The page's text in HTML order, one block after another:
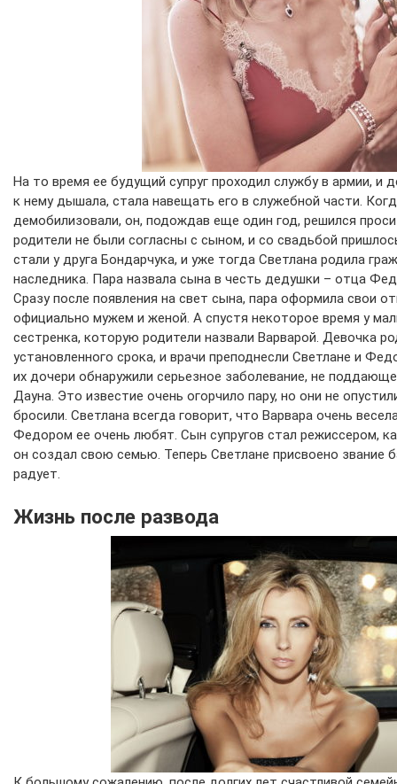
На то время ее будущий супруг проходил службу в армии, и
к нему дышала, стала навещать его в служебной части.
демобилизовали, он, подождав еще один год, решился
родители не были согласны с сыном, и со свадьбой
стали у друга Бондарчука, и уже тогда Светлана родила
наследника. Пара назвала сына в честь дедушки – отца
Сразу после появления на свет сына, пара оформила свои
официально мужем и женой. А спустя некоторое время у
сестренка, которую родители назвали Варварой. Девочка
установленного срока, и врачи преподнесли Светлане и
их дочери обнаружили серьезное заболевание, не
Дауна. Это известие очень огорчило пару, но они не
бросили. Светлана всегда говорит, что Варвара очень
Федором ее очень любят. Сын супругов стал режиссером,
он создал свою семью. Теперь Светлане присвоено звание
радует.
Жизнь после развода